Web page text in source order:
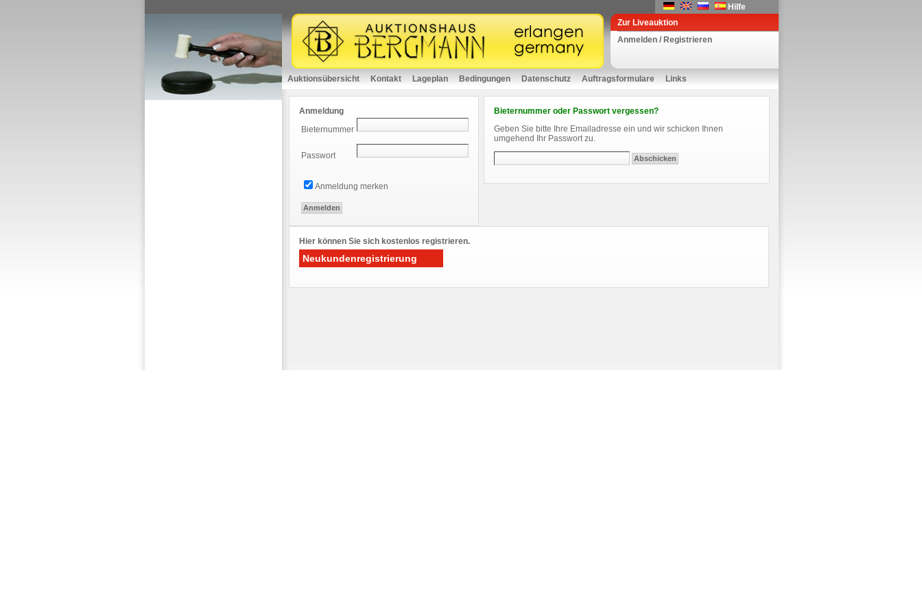
Hilfe
Zur Liveauktion
Anmelden / Registrieren
Auktionsübersicht Kontakt Lageplan Bedingungen Datenschutz Auftragsformulare Links
Anmeldung
Bieternummer
Passwort
Anmeldung merken
Bieternummer oder Passwort vergessen?
Geben Sie bitte Ihre Emailadresse ein und wir schicken Ihnen
umgehend Ihr Passwort zu.
Hier können Sie sich kostenlos registrieren.
Neukundenregistrierung